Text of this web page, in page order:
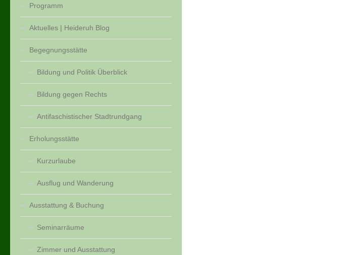
Programm
Aktuelles | Heideruh Blog
Begegnungsstätte
Bildung und Politik Überblick
Bildung gegen Rechts
Antifaschistischer Stadtrundgang
Erholungsstätte
Kurzurlaube
Ausflug und Wanderung
Ausstattung & Buchung
Seminarräume
Zimmer und Ausstattung